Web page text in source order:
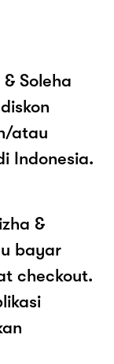
Soleha
atau
Indonesia.
&
bayar
checkout.